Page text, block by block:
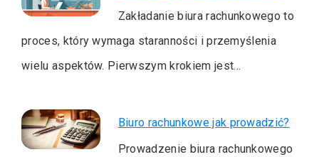
Zakładanie biura rachunkowego to
proces, który wymaga staranności i przemyślenia
wielu aspektów. Pierwszym krokiem jest…
Biuro rachunkowe jak prowadzić?
Prowadzenie biura rachunkowego